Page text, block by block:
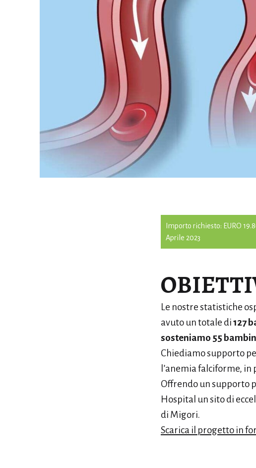
Importo richiesto: EURO
Aprile 2023
Le nostre statistiche
avuto un totale di127
sosteniamo 55
Chiediamo supporto
l’anemia falciforme,
Offrendo un supporto
Hospital un sito di
di Migori.
Scarica il progetto in